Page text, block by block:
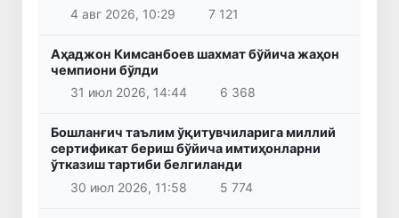
4 авг 2026, 10:29
7 121
Аҳаджон Кимсанбоев шахмат бўйича жаҳон
чемпиони бўлди
31 июл 2026, 14:44
6 368
Бошланғич таълим ўқитувчиларига миллий
сертификат бериш бўйича имтиҳонларни
ўтказиш тартиби белгиланди
30 июл 2026, 11:58
5 774